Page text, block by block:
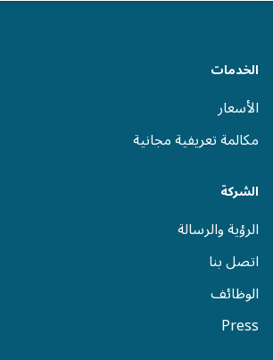
الخدمات
الأسعار
مكالمة تعريفية مجانية
الشركة
الرؤية والرسالة
اتصل بنا
الوظائف
Press